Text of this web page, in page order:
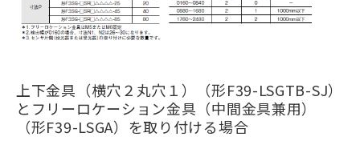
上下金具（横穴２丸穴１）（形F39-LSGTB-SJ）
とフリーロケーション金具（中間金具兼用）
（形F39-LSGA）を取り付ける場合